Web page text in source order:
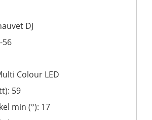
DJ
56
Colour LED
59
min (°): 17